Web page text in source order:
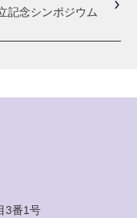
記念シンポジウム
3番1号